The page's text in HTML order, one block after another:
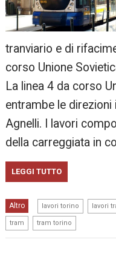
tranviario e di
corso Unione
La linea 4 da corso
entrambe le
Agnelli. I lavori
della carreggiata in
LEGGI TUTTO
Altro lavori torino lavori
tram tram torino